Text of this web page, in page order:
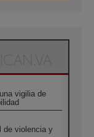
vigilia de
de violencia y